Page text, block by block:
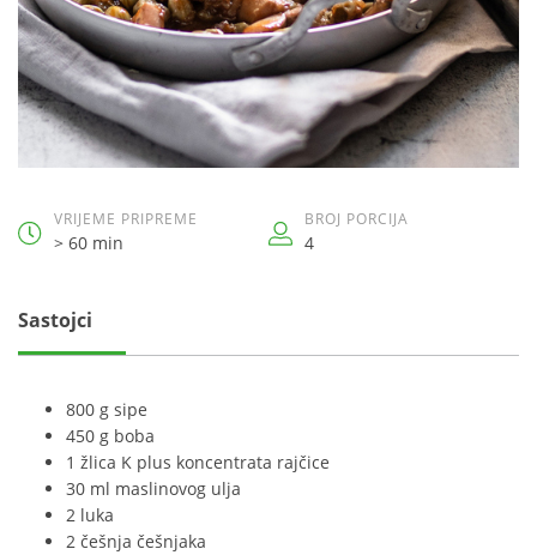
VRIJEME PRIPREME
> 60 min
BROJ PORCIJA
4
Sastojci
800 g sipe
450 g boba
1 žlica K plus koncentrata rajčice
30 ml maslinovog ulja
2 luka
2 češnja češnjaka